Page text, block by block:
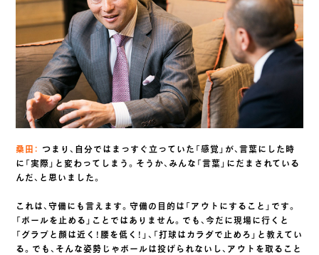
桑田： つまり、自分ではまっすぐ立っていた「感覚」が、言葉にした時
に「実際」と変わってしまう。そうか、みんな「言葉」にだまされている
んだ、と思いました。
これは、守備にも言えます。守備の目的は「アウトにすること」です。
「ボールを止める」ことではありません。でも、今だに現場に行くと
「グラブと顔は近く！腰を低く！」、「打球はカラダで止めろ」と教えてい
る。でも、そんな姿勢じゃボールは投げられないし、アウトを取ること